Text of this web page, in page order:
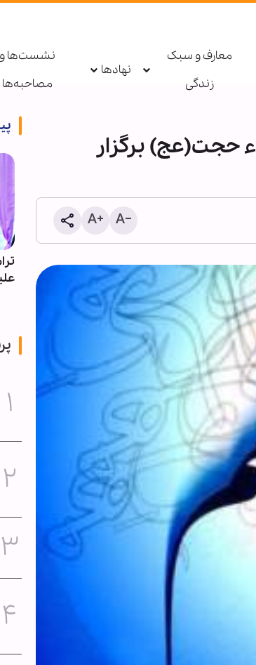
معارف و سبک
زندگی
نهادها
نشست‌ها و
مصاحبه‌ها
حجت(عج) برگزار
آمارها از تشدید تخریب جنوب لبنان
پس از توافق خبر می‌دهند